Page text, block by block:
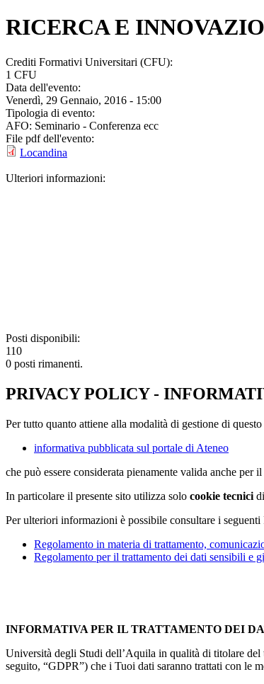
RICERCA E
Crediti Formativi Universitari (CFU):
1 CFU
Data dell'evento:
Venerdì, 29 Gennaio, 2016 - 15:00
Tipologia di evento:
AFO: Seminario - Conferenza ecc
File pdf dell'evento:
Locandina
Ulteriori informazioni:
Posti disponibili:
110
0 posti rimanenti.
PRIVACY POLICY -
Per tutto quanto attiene alla modalità di gestione di
informativa pubblicata sul portale di Ateneo
che può essere considerata pienamente valida anche
In particolare il presente sito utilizza solo cookie tecnici
Per ulteriori informazioni è possibile consultare i
Regolamento in materia di trattamento,
Regolamento per il trattamento dei dati sensibili
INFORMATIVA PER IL TRATTAMENTO DEI
Università degli Studi dell’Aquila in qualità di titolare
seguito, “GDPR”) che i Tuoi dati saranno trattati con le